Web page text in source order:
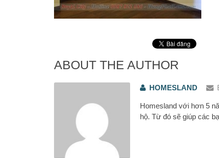
ABOUT THE AUTHOR
HOMESLAND
Homesland với hơn 5
hộ. Từ đó sẽ giúp các